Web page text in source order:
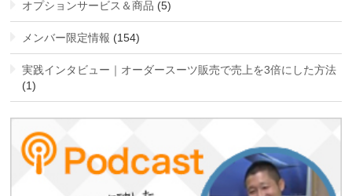
オプションサービス＆商品 (5)
メンバー限定情報 (154)
実践インタビュー｜オーダースーツ販売で売上を3倍にした方法
(1)